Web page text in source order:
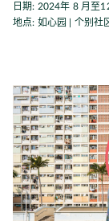
日期: 2024年 8 月至
地点: 如心园 | 个别社